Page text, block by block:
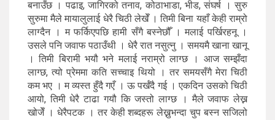
बनाउँछ । पढाइ, जागिरको तनाव, कोठाभाडा, भीड, संघर्ष । सुरु
सुरुमा मैले मायालुलाई धेरै चिठी लेखेँ । तिमी बिना यहाँ केही राम्रो
लाग्दैन । म फर्किएपछि हामी सँगै बस्नेछौँ । मलाई पर्खिरहनू ।
उसले पनि जवाफ पठाउँथी । धेरै रात नसुत्नु । समयमै खाना खानू
। तिमी बिरामी भयौ भने मलाई नराम्रो लाग्छ । आज सम्झँदा
लाग्छ, त्यो प्रेममा कति सच्चाइ थियो । तर समयसँगै मेरा चिठी
कम भए । म व्यस्त हुँदै गएँ । ऊ पर्खँदै गई । एकदिन उसको चिठी
आयो, तिमी धेरै टाढा गयौ कि जस्तो लाग्छ । मैले जवाफ लेख्न
खोजेँ । धेरैपटक । तर केही शब्दहरू लेख्नुभन्दा चुप बस्न सजिलो